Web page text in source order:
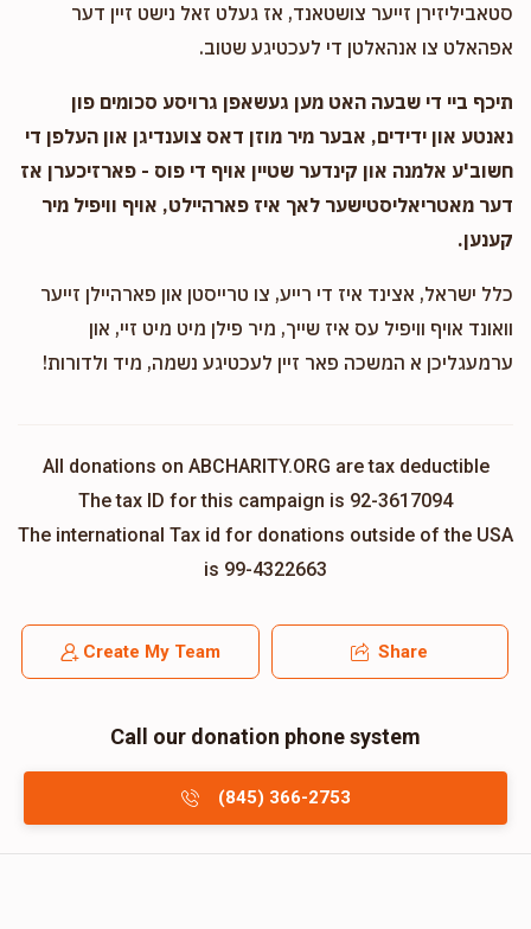
סטאביליזירן זייער צושטאנד, אז געלט זאל נישט זיין דער
אפהאלט צו אנהאלטן די לעכטיגע שטוב.
תיכף ביי די שבעה האט מען געשאפן גרויסע סכומים פון
נאנטע און ידידים, אבער מיר מוזן דאס צוענדיגן און העלפן די
חשוב'ע אלמנה און קינדער שטיין אויף די פוס - פארזיכערן אז
דער מאטריאליסטישער לאך איז פארהיילט, אויף וויפיל מיר
קענען.
כלל ישראל, אצינד איז די רייע, צו טרייסטן און פארהיילן זייער
וואונד אויף וויפיל עס איז שייך, מיר פילן מיט מיט זיי, און
ערמעגליכן א המשכה פאר זיין לעכטיגע נשמה, מיד ולדורות!
All donations on ABCHARITY.ORG are tax deductible
The tax ID for this campaign is 92-3617094
The international Tax id for donations outside of the USA
is 99-4322663
Create My Team Share
Call our donation phone system
(845) 366-2753